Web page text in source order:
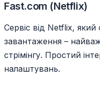
Fast.com (Netflix)
Сервіс від Netflix,
завантаження –
стрімінгу. Простий
налаштувань.